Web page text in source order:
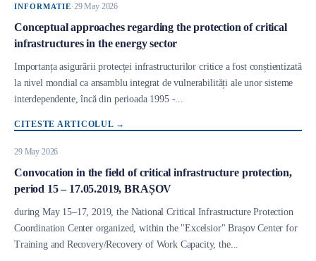
INFORMATIE·29 May 2026
Conceptual approaches regarding the protection of critical
infrastructures in the energy sector
Body
Importanța asigurării protecței infrastructurilor critice a fost conștientizată
la nivel mondial ca ansamblu integrat de vulnerabilități ale unor sisteme
interdependente, încă din perioada 1995 -...
CITESTE ARTICOLUL→
29 May 2026
Convocation in the field of critical infrastructure protection,
period 15 – 17.05.2019, BRAȘOV
Body
during May 15–17, 2019, the National Critical Infrastructure Protection
Coordination Center organized, within the "Excelsior" Brașov Center for
Training and Recovery/Recovery of Work Capacity, the...